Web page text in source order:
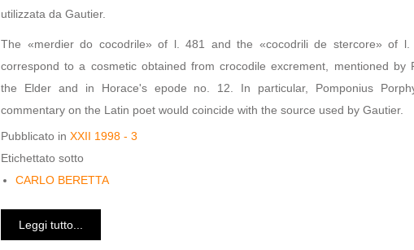
utilizzata da Gautier.
The «merdier do cocodrile» of l. 481 and the «cocodrili de stercore» of l.
correspond to a cosmetic obtained from crocodile excrement, mentioned by
the Elder and in Horace's epode no. 12. In particular, Pomponius
commentary on the Latin poet would coincide with the source used by Gautier.
Pubblicato in XXII 1998 - 3
Etichettato sotto
CARLO BERETTA
Leggi tutto...